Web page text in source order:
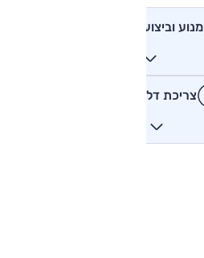
מנוע וביצועים
צריכת דלק